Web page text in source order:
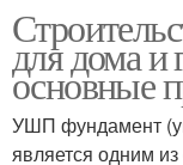
для дома и
основные
УШП фундамент
является одним